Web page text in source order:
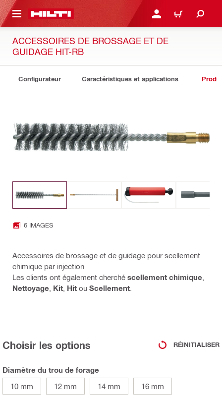
CONTENT CONNEXION OU
PANIER
ACCESSOIRES DE BROSSAGE ET DE
GUIDAGE HIT-RB
Configurateur Caractéristiques et applications
6 IMAGES
Accessoires de brossage et de guidage pour scellement
chimique par injection
Les clients ont également cherché scellement chimique
Nettoyage Kit Hit ou Scellement
Choisir les options RÉINITIALISER
Diamètre du trou de forage
10 mm
12 mm 14 mm 16 mm